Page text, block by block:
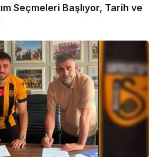
Seçmeleri Başlıyor, Tarih ve